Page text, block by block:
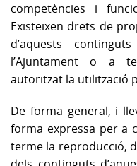
competències i
Existeixen drets de
d’aquests
l’Ajuntament o a
autoritzat la utilització
De forma general, i
forma expressa per a
terme la reproducció,